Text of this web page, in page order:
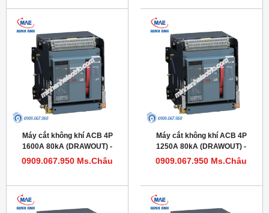
Máy cắt không khí ACB 4P
1600A 80kA (DRAWOUT) -
Model HDW620164DHVV56M
0909.067.950 Ms.Châu
Máy cắt không khí ACB 4P
1250A 80kA (DRAWOUT) -
Model HDW620124DHVV56M
0909.067.950 Ms.Châu